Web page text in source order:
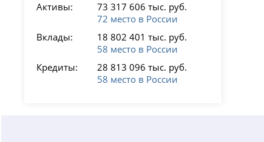
Активы:
73 317 606 тыс. руб.
72 место в России
Вклады:
18 802 401 тыс. руб.
58 место в России
Кредиты:
28 813 096 тыс. руб.
58 место в России